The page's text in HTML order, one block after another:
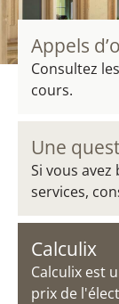
Appels
Consultez
cours.
Une
Si vous
services,
Calculix
Calculix est
prix de